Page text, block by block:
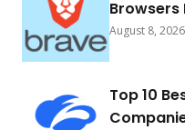
Browsers
August 8, 2026
Top 10